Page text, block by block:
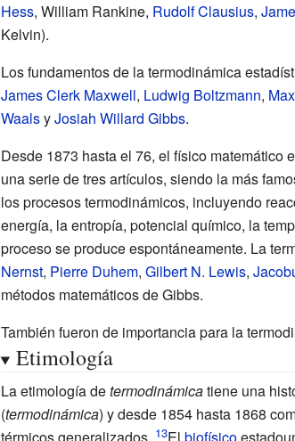
Hess, William Rankine, Rudolf Clausius,
Kelvin).
Los fundamentos de la termodinámica
James Clerk Maxwell, Ludwig Boltzmann,
WaalsyJosiah Willard Gibbs.
Desde 1873 hasta el 76, el físico matemático
una serie de tres artículos, siendo la más
los procesos termodinámicos, incluyendo
energía, la entropía, potencial químico, la
proceso se produce espontáneamente. La
Nernst, Pierre Duhem, Gilbert N. Lewis,
métodos matemáticos de Gibbs.
También fueron de importancia para la
Etimología
La etimología determodinámicatiene una
(termodinámica) y desde 1854 hasta 1868